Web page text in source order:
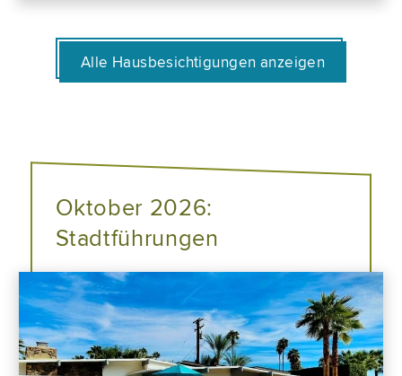
Alle Hausbesichtigungen anzeigen
Oktober 2026:
Stadtführungen